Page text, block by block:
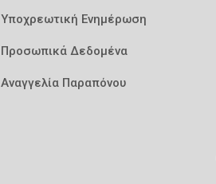
Υποχρεωτική Ενημέρωση
Προσωπικά Δεδομένα
Αναγγελία Παραπόνου